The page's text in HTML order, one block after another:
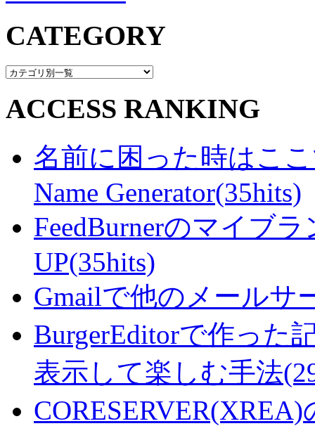
CATEGORY
ACCESS RANKING
名前に困った時はここ
Name Generator(35hits)
FeedBurnerのマイブ
UP(35hits)
Gmailで他のメールサ
BurgerEditorで作った
表示して楽しむ手法